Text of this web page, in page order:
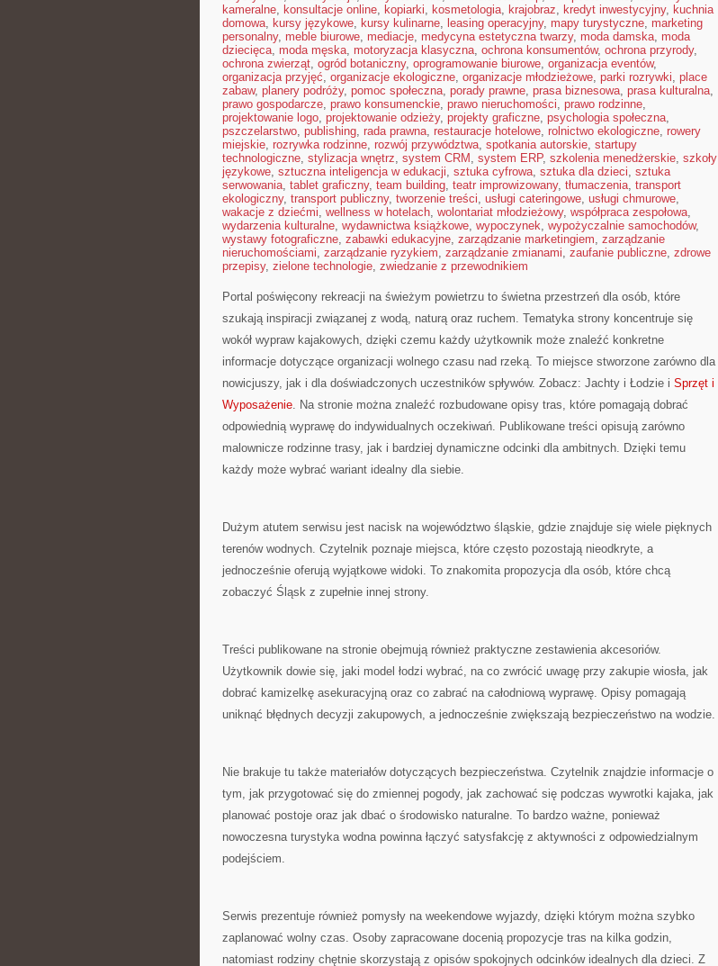
kameralne, konsultacje online, kopiarki, kosmetologia, krajobraz, kredyt inwestycyjny, kuchnia
domowa, kursy językowe, kursy kulinarne, leasing operacyjny, mapy turystyczne, marketing
personalny, meble biurowe, mediacje, medycyna estetyczna twarzy, moda damska, moda
dziecięca, moda męska, motoryzacja klasyczna, ochrona konsumentów, ochrona przyrody,
ochrona zwierząt, ogród botaniczny, oprogramowanie biurowe, organizacja eventów,
organizacja przyjęć, organizacje ekologiczne, organizacje młodzieżowe, parki rozrywki, place
zabaw, planery podróży, pomoc społeczna, porady prawne, prasa biznesowa, prasa kulturalna,
prawo gospodarcze, prawo konsumenckie, prawo nieruchomości, prawo rodzinne,
projektowanie logo, projektowanie odzieży, projekty graficzne, psychologia społeczna,
pszczelarstwo, publishing, rada prawna, restauracje hotelowe, rolnictwo ekologiczne, rowery
miejskie, rozrywka rodzinne, rozwój przywództwa, spotkania autorskie, startupy
technologiczne, stylizacja wnętrz, system CRM , system ERP, szkolenia menedżerskie, szkoły
językowe, sztuczna inteligencja w edukacji, sztuka cyfrowa, sztuka dla dzieci, sztuka
serwowania, tablet graficzny, team building, teatr improwizowany, tłumaczenia, transport
ekologiczny, transport publiczny, tworzenie treści, usługi cateringowe, usługi chmurowe,
wakacje z dziećmi, wellness w hotelach, wolontariat młodzieżowy, współpraca zespołowa,
wydarzenia kulturalne, wydawnictwa książkowe, wypoczynek, wypożyczalnie samochodów,
wystawy fotograficzne, zabawki edukacyjne, zarządzanie marketingiem, zarządzanie
nieruchomościami, zarządzanie ryzykiem, zarządzanie zmianami, zaufanie publiczne, zdrowe
przepisy, zielone technologie, zwiedzanie z przewodnikiem
Portal poświęcony rekreacji na świeżym powietrzu to świetna przestrzeń dla osób, które
szukają inspiracji związanej z wodą, naturą oraz ruchem. Tematyka strony koncentruje się
wokół wypraw kajakowych, dzięki czemu każdy użytkownik może znaleźć konkretne
informacje dotyczące organizacji wolnego czasu nad rzeką. To miejsce stworzone zarówno dla
nowicjuszy, jak i dla doświadczonych uczestników spływów. Zobacz: Jachty i Łodzie i Sprzęt i
Wyposażenie. Na stronie można znaleźć rozbudowane opisy tras, które pomagają dobrać
odpowiednią wyprawę do indywidualnych oczekiwań. Publikowane treści opisują zarówno
malownicze rodzinne trasy, jak i bardziej dynamiczne odcinki dla ambitnych. Dzięki temu
każdy może wybrać wariant idealny dla siebie.
Dużym atutem serwisu jest nacisk na województwo śląskie, gdzie znajduje się wiele pięknych
terenów wodnych. Czytelnik poznaje miejsca, które często pozostają nieodkryte, a
jednocześnie oferują wyjątkowe widoki. To znakomita propozycja dla osób, które chcą
zobaczyć Śląsk z zupełnie innej strony.
Treści publikowane na stronie obejmują również praktyczne zestawienia akcesoriów.
Użytkownik dowie się, jaki model łodzi wybrać, na co zwrócić uwagę przy zakupie wiosła, jak
dobrać kamizelkę asekuracyjną oraz co zabrać na całodniową wyprawę. Opisy pomagają
uniknąć błędnych decyzji zakupowych, a jednocześnie zwiększają bezpieczeństwo na wodzie.
Nie brakuje tu także materiałów dotyczących bezpieczeństwa. Czytelnik znajdzie informacje o
tym, jak przygotować się do zmiennej pogody, jak zachować się podczas wywrotki kajaka, jak
planować postoje oraz jak dbać o środowisko naturalne. To bardzo ważne, ponieważ
nowoczesna turystyka wodna powinna łączyć satysfakcję z aktywności z odpowiedzialnym
podejściem.
Serwis prezentuje również pomysły na weekendowe wyjazdy, dzięki którym można szybko
zaplanować wolny czas. Osoby zapracowane docenią propozycje tras na kilka godzin,
natomiast rodziny chętnie skorzystają z opisów spokojnych odcinków idealnych dla dzieci. Z